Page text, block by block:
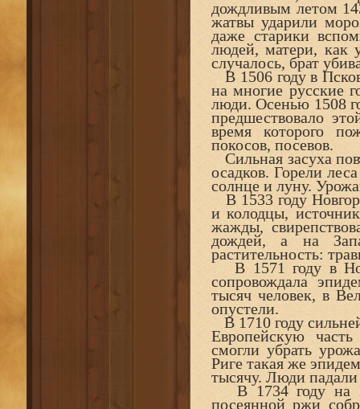
дождливым летом
жатвы ударили
даже старики
людей, матери, как
случалось, брат
В 1506 году в
на многие русские
люди. Осенью 1508
предшествовало
время которого
покосов, посевов.
Сильная засуха
осадков. Горели
солнце и луну.
В 1533 году
и колодцы,
жажды,
дождей, а на
растительность:
В 1571 году в
сопровождала
тысяч человек, в
опустели.
В 1710 году
Европейскую
смогли убрать
Риге такая же
тысячу. Люди
В 1734 году на
посеянной ржи